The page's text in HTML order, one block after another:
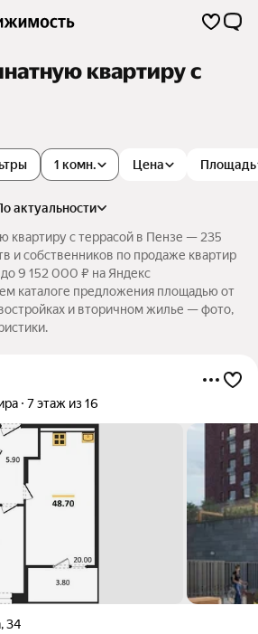
квартиру с
1 комн. Цена Площадь
по актуальности
квартиру с террасой в Пензе — 235
и собственников по продаже квартир
9 152 000 ₽ на Яндекс
каталоге предложения площадью от
и вторичном жилье — фото,
7 этаж из 16
,34